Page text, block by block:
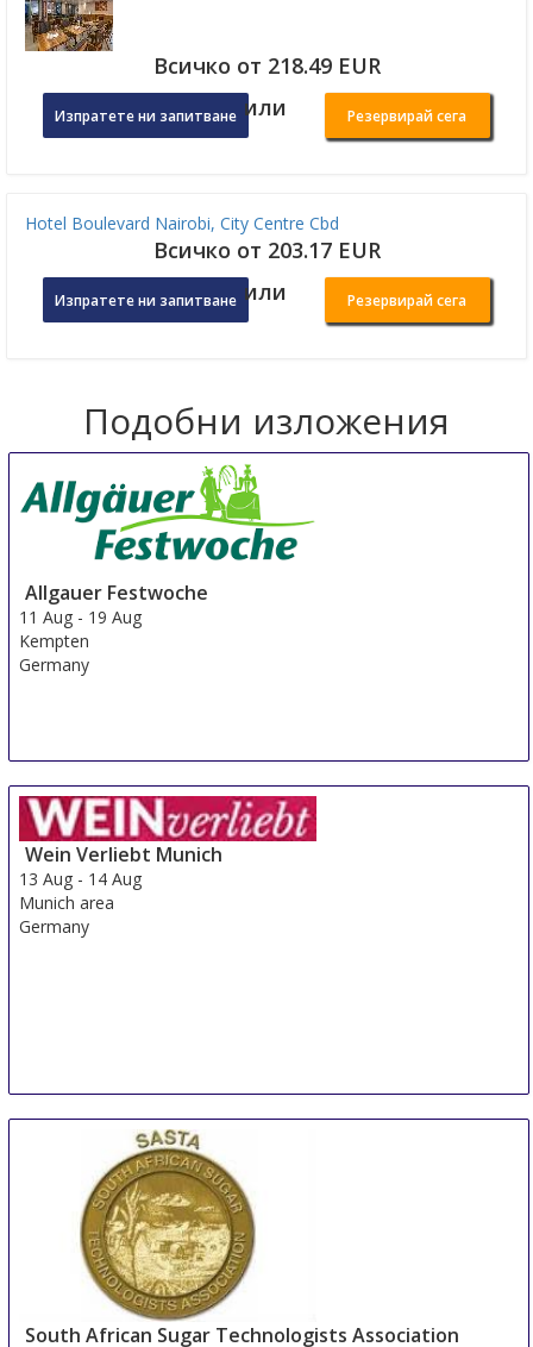
Всичко от 218.49 EUR
Изпратете ни запитване или Резервирай сега
Hotel Boulevard Nairobi, City Centre Cbd
Всичко от 203.17 EUR
Изпратете ни запитване или Резервирай сега
Подобни изложения
Allgauer Festwoche
11 Aug - 19 Aug
Kempten
Germany
Wein Verliebt Munich
13 Aug - 14 Aug
Munich area
Germany
South African Sugar Technologists Association